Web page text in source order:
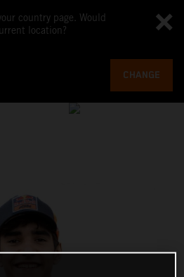
country page. Would
location?
CHANGE